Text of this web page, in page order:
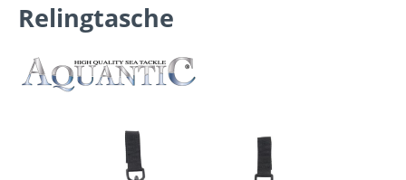
Relingtasche
Bildergalerie überspringen